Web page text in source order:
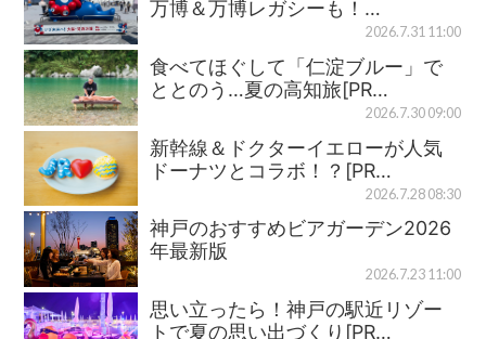
万博＆万博レガシーも！…
2026.7.31 11:00
食べてほぐして「仁淀ブルー」で
ととのう…夏の高知旅[PR…
2026.7.30 09:00
新幹線＆ドクターイエローが人気
ドーナツとコラボ！？[PR…
2026.7.28 08:30
神戸のおすすめビアガーデン2026
年最新版
2026.7.23 11:00
思い立ったら！神戸の駅近リゾー
トで夏の思い出づくり[PR…